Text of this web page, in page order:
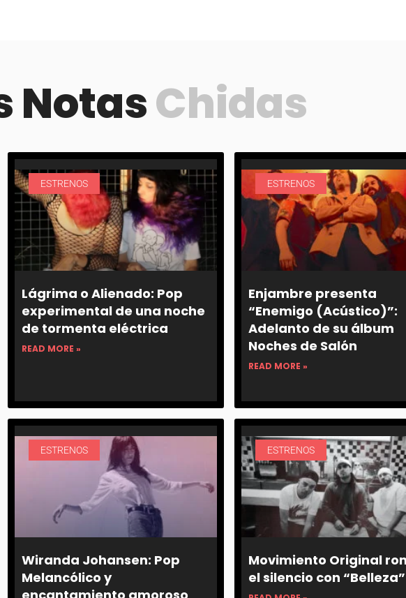
NotasChidas
ESTRENOS
Lágrima o Alienado: Pop
experimental de una noche
de tormenta eléctrica
READ MORE »
ESTRENOS
Enjambre presenta
“Enemigo (Acústico)”:
Adelanto de su álbum
Noches de Salón
READ MORE »
ESTRENOS
Wiranda Johansen: Pop
Melancólico y
ESTRENOS
Movimiento Original
el silencio con “Belleza”